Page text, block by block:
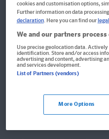
Englisch
Locker üben, worauf es
Buch
Format: 15,2 x 21,1 cm, 208
19,50 CHF
cookies and customisation options,
Further information on data
declaration. Here you can find our
We and our partners
Use precise geolocation data.
identification. Store and/or access
advertising and content, advertising
and services development.
List of Partners (vendors)
More Options